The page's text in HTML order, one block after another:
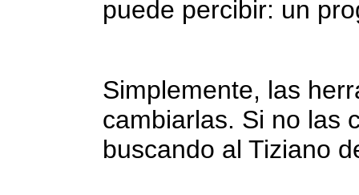
puede percibir: un
Simplemente, las
cambiarlas. Si no las
buscando al Tiziano